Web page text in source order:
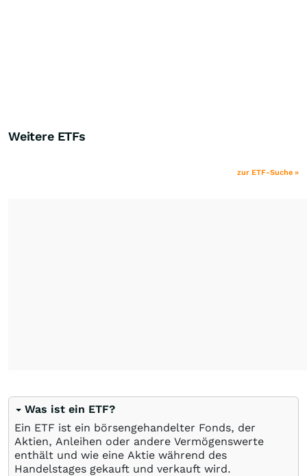
Weitere ETFs
zur ETF-Suche »
Was ist ein ETF?
Ein ETF ist ein börsengehandelter Fonds, der
Aktien, Anleihen oder andere Vermögenswerte
enthält und wie eine Aktie während des
Handelstages gekauft und verkauft wird.